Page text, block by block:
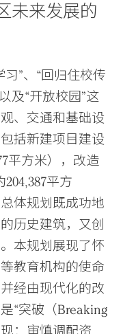
未来发展的
”、“回归住校传
及“开放校园”这
、交通和基础设
括新建项目建设
平方米），改造
平方
体规划既成功地
历史建筑，又创
本规划展现了怀
教育机构的使命
经由现代化的改
“突破（Breaking